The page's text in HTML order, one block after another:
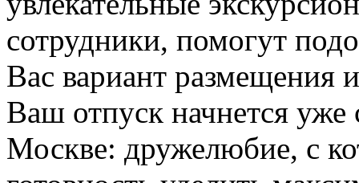
сотрудники, помогут
Вас вариант размещения
Ваш отпуск начнется
Москве: дружелюбие, с